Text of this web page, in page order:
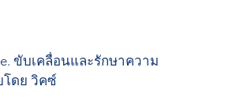
ขับเคลื่อนและรักษาความ
ดย วิคซ์